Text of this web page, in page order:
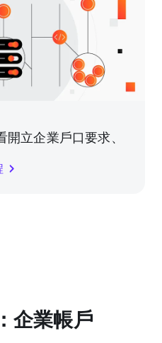
立企業戶口要求、
企業帳戶